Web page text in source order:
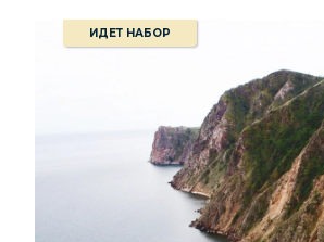
ИДЕТ НАБОР